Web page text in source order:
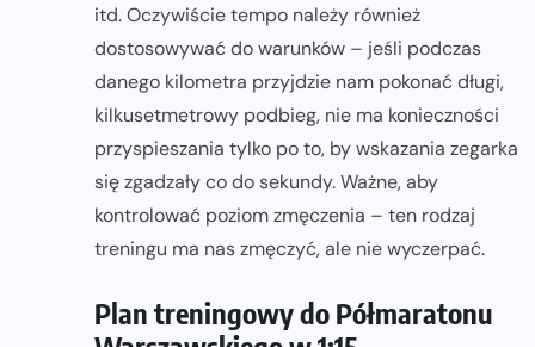
itd. Oczywiście tempo należy również
dostosowywać do warunków – jeśli podczas
danego kilometra przyjdzie nam pokonać długi,
kilkusetmetrowy podbieg, nie ma konieczności
przyspieszania tylko po to, by wskazania zegarka
się zgadzały co do sekundy. Ważne, aby
kontrolować poziom zmęczenia – ten rodzaj
treningu ma nas zmęczyć, ale nie wyczerpać.
Plan treningowy do Półmaratonu